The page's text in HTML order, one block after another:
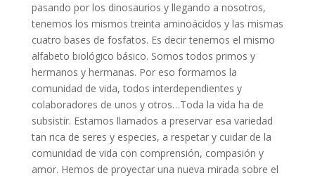
pasando por los dinosaurios y llegando a nosotros,
tenemos los mismos treinta aminoácidos y las mismas
cuatro bases de fosfatos. Es decir tenemos el mismo
alfabeto biológico básico. Somos todos primos y
hermanos y hermanas. Por eso formamos la
comunidad de vida, todos interdependientes y
colaboradores de unos y otros…Toda la vida ha de
subsistir. Estamos llamados a preservar esa variedad
tan rica de seres y especies, a respetar y cuidar de la
comunidad de vida con comprensión, compasión y
amor. Hemos de proyectar una nueva mirada sobre el